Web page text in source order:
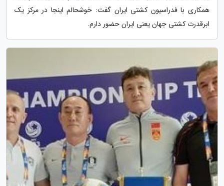
همکاری با فدراسیون کشتی ایران گفت: خوشحالم اینجا در مرکز یک
ابرقدرت کشتی جهان یعنی ایران حضور دارم.